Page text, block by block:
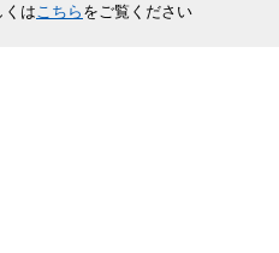
くはこちら をご覧ください